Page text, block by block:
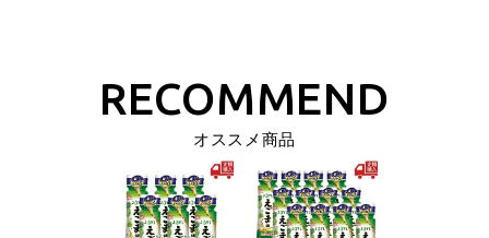
オススメ商品